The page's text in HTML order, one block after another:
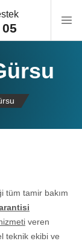
tüm tamir bakım
veren
teknik ekibi ve